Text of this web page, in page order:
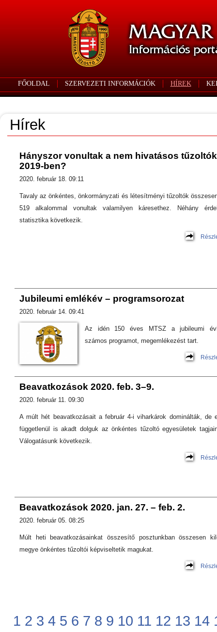
FŐOLDAL SZERVEZETI INFORMÁCIÓK HÍREK
Hírek
Hányszor vonultak a nem hivatásos tűzoltók
2019-ben?
2020. február 18. 09:11
Tavaly az önkéntes, önkormányzati és létesítményi tűzoltók
519 alkalommal vonultak valamilyen káresethez. Néhány
statisztika következik.
Jubileumi emlékév – programsorozat
2020. február 14. 09:41
Az idén 150 éves MTSZ a jubileumi
számos programot, megemlékezést tart.
Beavatkozások 2020. feb. 3–9.
2020. február 11. 09:30
A múlt hét beavatkozásait a február 4-i viharkárok dominálták, de
függetlenül is akadt dolguk az önkéntes tűzoltó egyesületek
Válogatásunk következik.
Beavatkozások 2020. jan. 27. – feb. 2.
2020. február 05. 08:25
Múlt heti beavatkozásainkat összesítő posztunkban összesen
megye önkéntes tűzoltói képviseltetik magukat.
1 2 3 4 5 6 7 8 9 10 11 12 13 14